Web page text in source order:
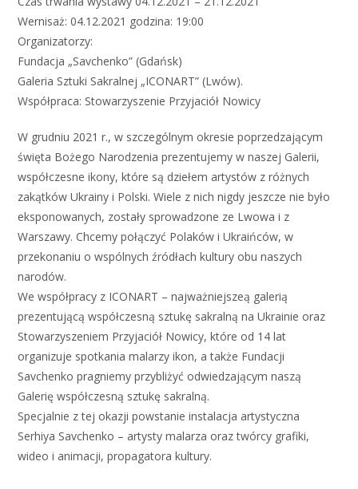
Wernisaż: 04.12.2021 godzina: 19:00
Organizatorzy:
Fundacja „Savchenko” (Gdańsk)
Galeria Sztuki Sakralnej „ICONART” (Lwów).
Współpraca: Stowarzyszenie Przyjaciół Nowicy
W grudniu 2021 r., w szczególnym okresie poprzedzającym
święta Bożego Narodzenia prezentujemy w naszej Galerii,
współczesne ikony, które są dziełem artystów z różnych
zakątków Ukrainy i Polski. Wiele z nich nigdy jeszcze nie było
eksponowanych, zostały sprowadzone ze Lwowa i z
Warszawy. Chcemy połączyć Polaków i Ukraińców, w
przekonaniu o wspólnych źródłach kultury obu naszych
narodów.
We współpracy z ICONART – najważniejszeą galerią
prezentującą współczesną sztukę sakralną na Ukrainie oraz
Stowarzyszeniem Przyjaciół Nowicy, które od 14 lat
organizuje spotkania malarzy ikon, a także Fundacji
Savchenko pragniemy przybliżyć odwiedzającym naszą
Galerię współczesną sztukę sakralną.
Specjalnie z tej okazji powstanie instalacja artystyczna
Serhiya Savchenko – artysty malarza oraz twórcy grafiki,
wideo i animacji, propagatora kultury.